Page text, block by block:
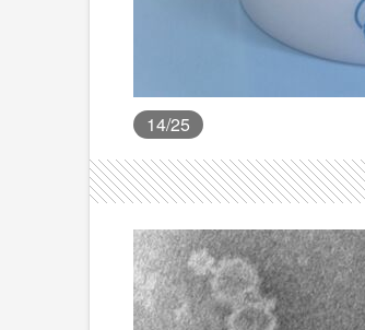
14/25